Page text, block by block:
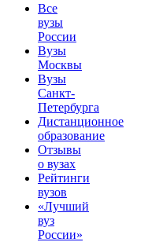
Все
вузы
России
Вузы
Москвы
Вузы
Санкт-
Петербурга
Дистанционное
образование
Отзывы
о вузах
Рейтинги
вузов
«Лучший
вуз
России»